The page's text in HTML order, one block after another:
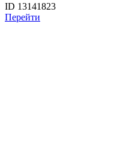
ID 13141823
Перейти